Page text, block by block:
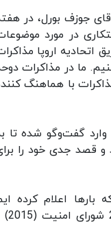
جوزف بورل، در هفته
در مورد موضوعات
اروپا مذاکرات
ما در مذاکرات دوحه
با هماهنگ کننده
گفت‌وگو شده تا به
قصد جدی خود را برای
اعلام کرده ایم
برنامه‌های فضایی و موشکی ایران خارج از حوزه یا صلاحیت قطعنامه 2231 شورای امنیت (2015) و